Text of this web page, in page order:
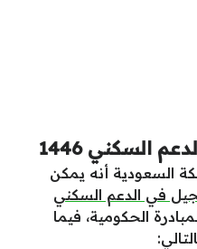
السكني 1446
السعودية أنه يمكن
في الدعم السكني
الحكومية، فيما